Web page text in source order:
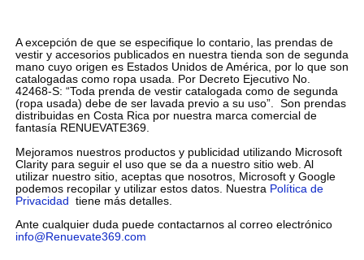
A excepción de que se especifique lo contario, las prendas de
vestir y accesorios publicados en nuestra tienda son de segunda
mano cuyo origen es Estados Unidos de América, por lo que son
catalogadas como ropa usada. Por Decreto Ejecutivo No.
42468-S: “Toda prenda de vestir catalogada como de segunda
(ropa usada) debe de ser lavada previo a su uso”. Son prendas
distribuidas en Costa Rica por nuestra marca comercial de
fantasía RENUEVATE369.
Mejoramos nuestros productos y publicidad utilizando Microsoft
Clarity para seguir el uso que se da a nuestro sitio web. Al
utilizar nuestro sitio, aceptas que nosotros, Microsoft y Google
podemos recopilar y utilizar estos datos. Nuestra Política de
Privacidad tiene más detalles.
Ante cualquier duda puede contactarnos al correo electrónico
info@Renuevate369.com